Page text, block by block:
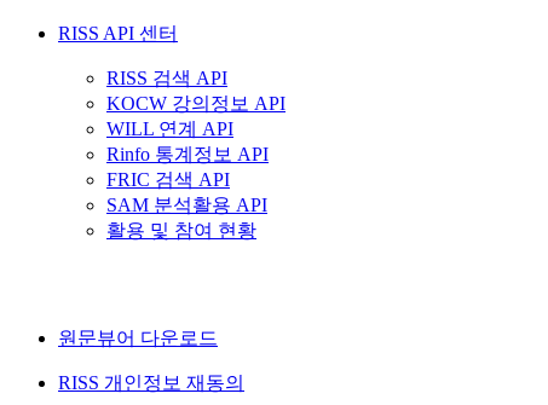
RISS API 센터
RISS 검색 API
KOCW 강의정보 API
WILL 연계 API
Rinfo 통계정보 API
FRIC 검색 API
SAM 분석활용 API
활용 및 참여 현황
원문뷰어 다운로드
RISS 개인정보 재동의